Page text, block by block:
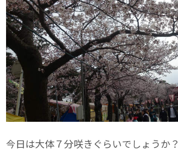
今日は大体７分咲きぐらいでしょうか？